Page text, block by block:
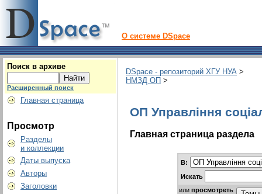
О системе DSpace
Поиск в архиве
Расширенный поиск
Главная страница
Просмотр
Разделы
и коллекции
Даты выпуска
Авторы
Заголовки
DSpace - репозиторий ХГУ НУА >
НМЗД ОП >
ОП Управління
Главная страница раздела
В:
Искать
или просмотреть